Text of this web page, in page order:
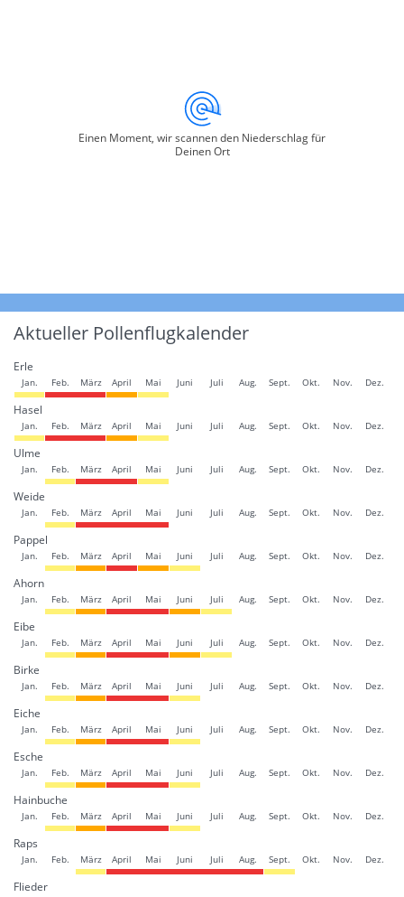
Einen Moment, wir scannen den Niederschlag für
Deinen Ort
Aktueller Pollenflugkalender
Erle
Jan. Feb. März April Mai Juni Juli Aug. Sept. Okt. Nov. Dez.
Hasel
Jan. Feb. März April Mai Juni Juli Aug. Sept. Okt. Nov. Dez.
Ulme
Jan. Feb. März April Mai Juni Juli Aug. Sept. Okt. Nov. Dez.
Weide
Jan. Feb. März April Mai Juni Juli Aug. Sept. Okt. Nov. Dez.
Pappel
Jan. Feb. März April Mai Juni Juli Aug. Sept. Okt. Nov. Dez.
Ahorn
Jan. Feb. März April Mai Juni Juli Aug. Sept. Okt. Nov. Dez.
Eibe
Jan. Feb. März April Mai Juni Juli Aug. Sept. Okt. Nov. Dez.
Birke
Jan. Feb. März April Mai Juni Juli Aug. Sept. Okt. Nov. Dez.
Eiche
Jan. Feb. März April Mai Juni Juli Aug. Sept. Okt. Nov. Dez.
Esche
Jan. Feb. März April Mai Juni Juli Aug. Sept. Okt. Nov. Dez.
Hainbuche
Jan. Feb. März April Mai Juni Juli Aug. Sept. Okt. Nov. Dez.
Raps
Jan. Feb. März April Mai Juni Juli Aug. Sept. Okt. Nov. Dez.
Flieder